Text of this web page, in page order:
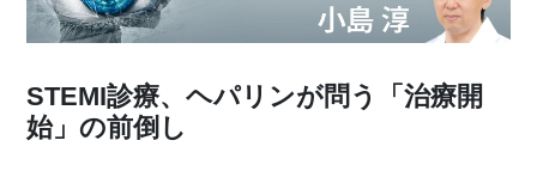
STEMI診療、ヘパリンが問う「治療開
始」の前倒し